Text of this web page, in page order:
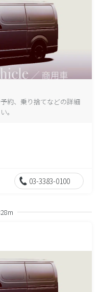
約、乗り捨てなどの詳細
。
03-3383-0100